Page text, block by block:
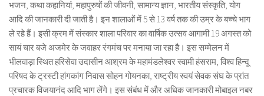
भजन, कथा कहानियां, महापुरुषों की जीवनी, सामान्य ज्ञान, भारतीय संस्कृति, योग
आदि की जानकारी दी जाती है। इन शालाओं में 5 से 13 वर्ष तक की उम्र के बच्चे भाग
ले रहे हैं। इसी क्रम में संस्कार शाला परिवार का वार्षिक उत्सव आगामी 19 अगस्त को
सायं चार बजे अजमेर के जवाहर रंगमंच पर मनाया जा रहा है। इस सम्मेलन में
भीलवाड़ा स्थित हरिसेवा उदासीन आश्रम के महामंडलेश्वर स्वामी हंसराम, विश्व हिन्दू
परिषद के ट्रस्टी हांगकांग निवास सोहन गोयनका, राष्ट्रीय स्वयं सेवक संघ के प्रांत
प्रचारक विजयानंद आदि भाग लेंगे। इस संबंध में और अधिक जानकारी मोबाइल नबर